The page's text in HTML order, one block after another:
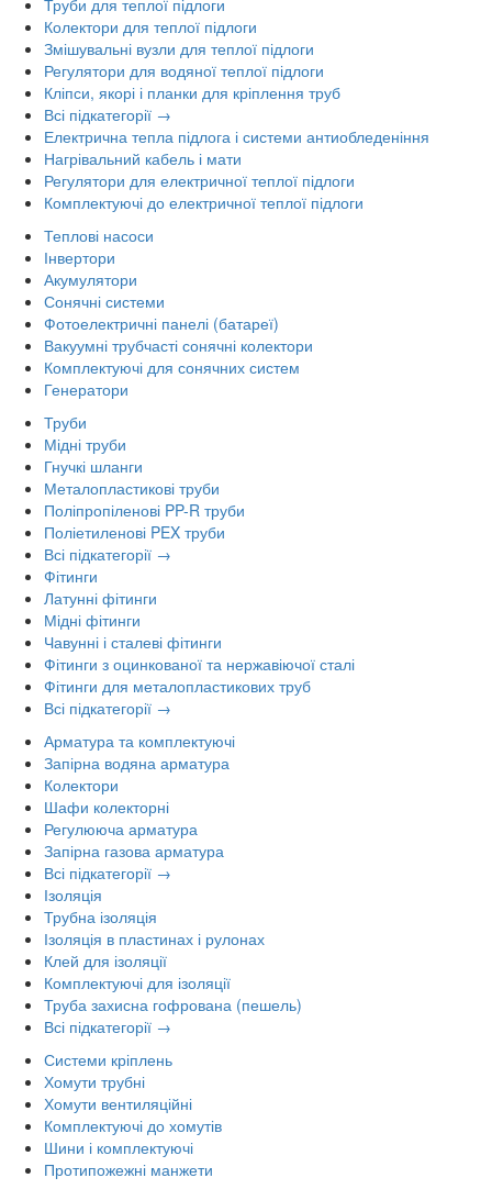
Колектори для теплої підлоги
Змішувальні вузли для теплої підлоги
Регулятори для водяної теплої підлоги
Кліпси, якорі і планки для кріплення труб
Всі підкатегорії →
Електрична тепла підлога і системи антиобледеніння
Нагрівальний кабель і мати
Регулятори для електричної теплої підлоги
Комплектуючі до електричної теплої підлоги
Теплові насоси
Інвертори
Акумулятори
Сонячні системи
Фотоелектричні панелі (батареї)
Вакуумні трубчасті сонячні колектори
Комплектуючі для сонячних систем
Генератори
Труби
Мідні труби
Гнучкі шланги
Металопластикові труби
Поліпропіленові PP-R труби
Поліетиленові PEX труби
Всі підкатегорії →
Фітинги
Латунні фітинги
Мідні фітинги
Чавунні і сталеві фітинги
Фітинги з оцинкованої та нержавіючої сталі
Фітинги для металопластикових труб
Всі підкатегорії →
Арматура та комплектуючі
Запірна водяна арматура
Колектори
Шафи колекторні
Регулююча арматура
Запірна газова арматура
Всі підкатегорії →
Ізоляція
Трубна ізоляція
Ізоляція в пластинах і рулонах
Клей для ізоляції
Комплектуючі для ізоляції
Труба захисна гофрована (пешель)
Всі підкатегорії →
Системи кріплень
Хомути трубні
Хомути вентиляційні
Комплектуючі до хомутів
Шини і комплектуючі
Протипожежні манжети